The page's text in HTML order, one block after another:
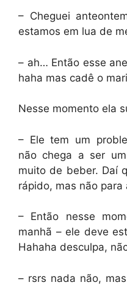
– Cheguei
estamos em lua de
– ah… Então esse
haha mas cadê o
Nesse momento ela
– Ele tem um
não chega a ser
muito de beber. Daí
rápido, mas não para
– Então nesse
manhã – ele deve
Hahaha desculpa,
– rsrs nada não,